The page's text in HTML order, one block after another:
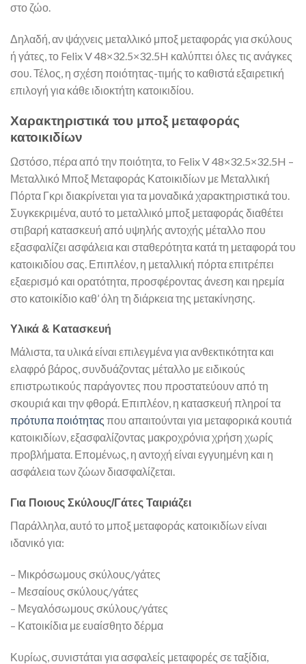
στο ζώο.
Δηλαδή, αν ψάχνεις μεταλλικό μποξ μεταφοράς για σκύλους
ή γάτες, το Felix V 48×32.5×32.5H καλύπτει όλες τις ανάγκες
σου. Τέλος, η σχέση ποιότητας-τιμής το καθιστά εξαιρετική
επιλογή για κάθε ιδιοκτήτη κατοικιδίου.
Χαρακτηριστικά του μποξ μεταφοράς
κατοικιδίων
Ωστόσο, πέρα από την ποιότητα, το Felix V 48×32.5×32.5H –
Μεταλλικό Μποξ Μεταφοράς Κατοικιδίων με Μεταλλική
Πόρτα Γκρι διακρίνεται για τα μοναδικά χαρακτηριστικά του.
Συγκεκριμένα, αυτό το μεταλλικό μποξ μεταφοράς διαθέτει
στιβαρή κατασκευή από υψηλής αντοχής μέταλλο που
εξασφαλίζει ασφάλεια και σταθερότητα κατά τη μεταφορά του
κατοικιδίου σας. Επιπλέον, η μεταλλική πόρτα επιτρέπει
εξαερισμό και ορατότητα, προσφέροντας άνεση και ηρεμία
στο κατοικίδιο καθ’ όλη τη διάρκεια της μετακίνησης.
Υλικά & Κατασκευή
Μάλιστα, τα υλικά είναι επιλεγμένα για ανθεκτικότητα και
ελαφρό βάρος, συνδυάζοντας μέταλλο με ειδικούς
επιστρωτικούς παράγοντες που προστατεύουν από τη
σκουριά και την φθορά. Επιπλέον, η κατασκευή πληροί τα
πρότυπα ποιότητας που απαιτούνται για μεταφορικά κουτιά
κατοικιδίων, εξασφαλίζοντας μακροχρόνια χρήση χωρίς
προβλήματα. Επομένως, η αντοχή είναι εγγυημένη και η
ασφάλεια των ζώων διασφαλίζεται.
Για Ποιους Σκύλους/Γάτες Ταιριάζει
Παράλληλα, αυτό το μποξ μεταφοράς κατοικιδίων είναι
ιδανικό για:
– Μικρόσωμους σκύλους/γάτες
– Μεσαίους σκύλους/γάτες
– Μεγαλόσωμους σκύλους/γάτες
– Κατοικίδια με ευαίσθητο δέρμα
Κυρίως, συνιστάται για ασφαλείς μεταφορές σε ταξίδια,